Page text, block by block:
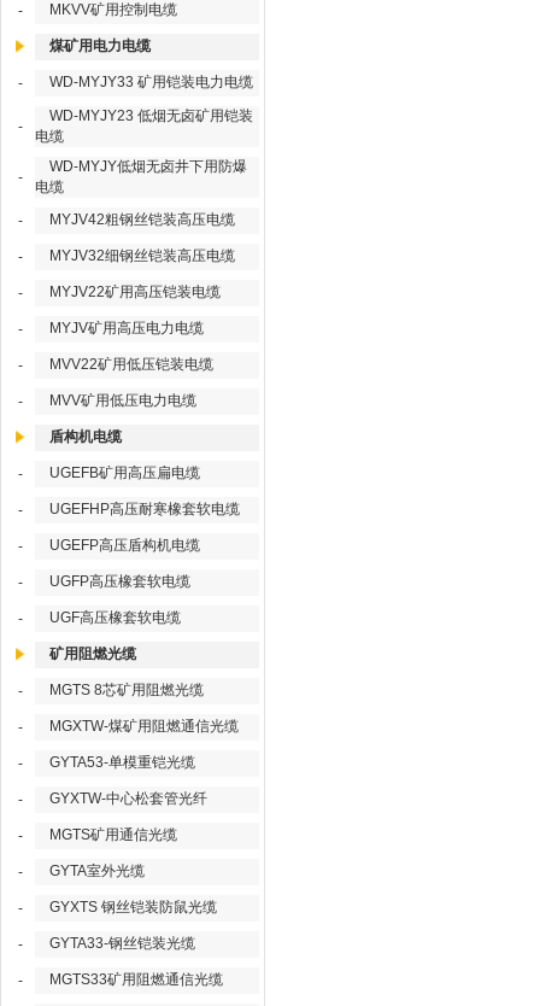
- MKVV矿用控制电缆
煤矿用电力电缆
- WD-MYJY33 矿用铠装电力电缆
-
WD-MYJY23 低烟无卤矿用铠装
电缆
-
WD-MYJY低烟无卤井下用防爆
电缆
-
MYJV42粗钢丝铠装高压电缆
- MYJV32细钢丝铠装高压电缆
- MYJV22矿用高压铠装电缆
- MYJV矿用高压电力电缆
- MVV22矿用低压铠装电缆
- MVV矿用低压电力电缆
盾构机电缆
- UGEFB矿用高压扁电缆
- UGEFHP高压耐寒橡套软电缆
- UGEFP高压盾构机电缆
- UGFP高压橡套软电缆
- UGF高压橡套软电缆
矿用阻燃光缆
- MGTS 8芯矿用阻燃光缆
- MGXTW-煤矿用阻燃通信光缆
- GYTA53-单模重铠光缆
- GYXTW-中心松套管光纤
- MGTS矿用通信光缆
- GYTA室外光缆
- GYXTS 钢丝铠装防鼠光缆
- GYTA33-钢丝铠装光缆
- MGTS33矿用阻燃通信光缆